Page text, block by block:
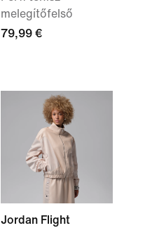
melegítőfelső
79,99 €
Jordan Flight